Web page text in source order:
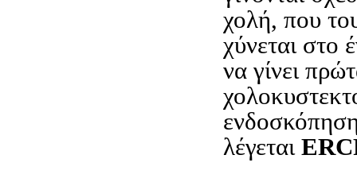
χολή, που
χύνεται στο
να γίνει
λέγεται